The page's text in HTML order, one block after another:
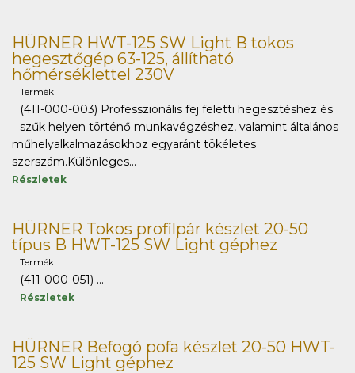
HÜRNER HWT-125 SW Light B tokos
hegesztőgép 63-125, állítható
hőmérséklettel 230V
Termék
(411-000-003) Professzionális fej feletti hegesztéshez és
szűk helyen történő munkavégzéshez, valamint általános
műhelyalkalmazásokhoz egyaránt tökéletes
szerszám.Különleges...
Részletek
HÜRNER Tokos profilpár készlet 20-50
típus B HWT-125 SW Light géphez
Termék
(411-000-051) ...
Részletek
HÜRNER Befogó pofa készlet 20-50 HWT-
125 SW Light géphez